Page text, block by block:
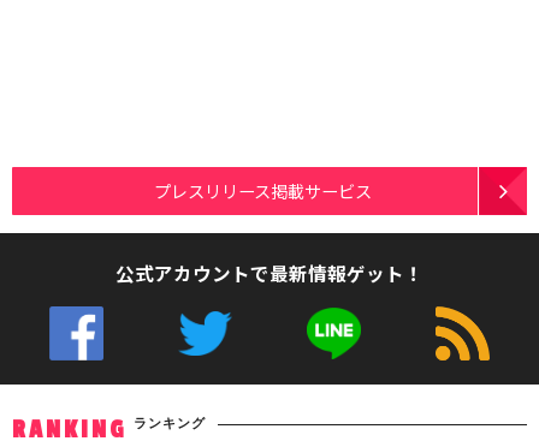
プレスリリース掲載サービス
公式アカウントで最新情報ゲット！
RANKING ランキング